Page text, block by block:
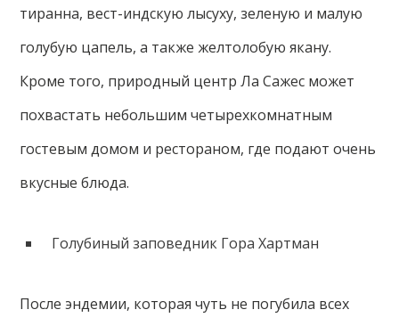
тиранна, вест-индскую лысуху, зеленую и малую
голубую цапель, а также желтолобую якану.
Кроме того, природный центр Ла Сажес может
похвастать небольшим четырехкомнатным
гостевым домом и рестораном, где подают очень
вкусные блюда.
Голубиный заповедник Гора Хартман
После эндемии, которая чуть не погубила всех